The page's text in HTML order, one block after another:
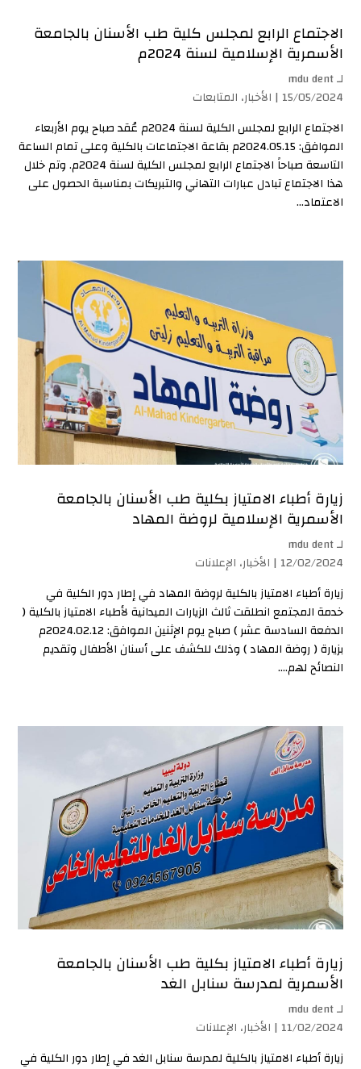
الاجتماع الرابع لمجلس كلية طب الأسنان بالجامعة
الأسمرية الإسلامية لسنة 2024م
لـmdu dent
15/05/2024 | الأخبار، المتابعات
الاجتماع الرابع لمجلس الكلية لسنة 2024م عُقد صباح يوم الأربعاء
الموافق: 2024.05.15م بقاعة الاجتماعات بالكلية وعلى تمام الساعة
التاسعة صباحاً الاجتماع الرابع لمجلس الكلية لسنة 2024م. وتم خلال
هذا الاجتماع تبادل عبارات التهاني والتبريكات بمناسبة الحصول على
الاعتماد...
زيارة أطباء الامتياز بكلية طب الأسنان بالجامعة
الأسمرية الإسلامية لروضة المهاد
لـmdu dent
12/02/2024 | الأخبار، الإعلانات
زيارة أطباء الامتياز بالكلية لروضة المهاد في إطار دور الكلية في
خدمة المجتمع انطلقت ثالث الزيارات الميدانية لأطباء الامتياز بالكلية (
الدفعة السادسة عشر ) صباح يوم الإثنين الموافق: 2024.02.12م
بزيارة ( روضة المهاد ) وذلك للكشف على أسنان الأطفال وتقديم
النصائح لهم....
زيارة أطباء الامتياز بكلية طب الأسنان بالجامعة
الأسمرية لمدرسة سنابل الغد
لـmdu dent
11/02/2024 | الأخبار، الإعلانات
زيارة أطباء الامتياز بالكلية لمدرسة سنابل الغد في إطار دور الكلية في